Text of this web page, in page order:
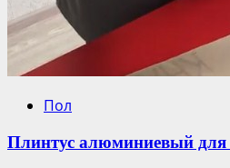
Пол
Плинтус алюминиевый для